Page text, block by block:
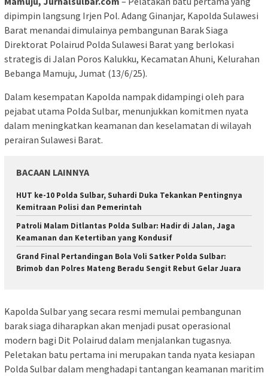
dipimpin langsung Irjen Pol. Adang Ginanjar, Kapolda Sulawesi
Barat menandai dimulainya pembangunan Barak Siaga
Direktorat Polairud Polda Sulawesi Barat yang berlokasi
strategis di Jalan Poros Kalukku, Kecamatan Ahuni, Kelurahan
Bebanga Mamuju, Jumat (13/6/25).
Dalam kesempatan Kapolda nampak didampingi oleh para
pejabat utama Polda Sulbar, menunjukkan komitmen nyata
dalam meningkatkan keamanan dan keselamatan di wilayah
perairan Sulawesi Barat.
BACAAN LAINNYA
HUT ke-10 Polda Sulbar, Suhardi Duka Tekankan Pentingnya
Kemitraan Polisi dan Pemerintah
Patroli Malam Ditlantas Polda Sulbar: Hadir di Jalan, Jaga
Keamanan dan Ketertiban yang Kondusif
Grand Final Pertandingan Bola Voli Satker Polda Sulbar:
Brimob dan Polres Mateng Beradu Sengit Rebut Gelar Juara
Kapolda Sulbar yang secara resmi memulai pembangunan
barak siaga diharapkan akan menjadi pusat operasional
modern bagi Dit Polairud dalam menjalankan tugasnya.
Peletakan batu pertama ini merupakan tanda nyata kesiapan
Polda Sulbar dalam menghadapi tantangan keamanan maritim